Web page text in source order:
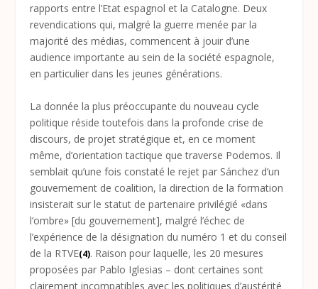
rapports entre l’Etat espagnol et la Catalogne. Deux
revendications qui, malgré la guerre menée par la
majorité des médias, commencent à jouir d’une
audience importante au sein de la société espagnole,
en particulier dans les jeunes générations.
La donnée la plus préoccupante du nouveau cycle
politique réside toutefois dans la profonde crise de
discours, de projet stratégique et, en ce moment
même, d’orientation tactique que traverse Podemos. Il
semblait qu’une fois constaté le rejet par Sánchez d’un
gouvernement de coalition, la direction de la formation
insisterait sur le statut de partenaire privilégié «dans
l’ombre» [du gouvernement], malgré l’échec de
l’expérience de la désignation du numéro 1 et du conseil
de la RTVE(4). Raison pour laquelle, les 20 mesures
proposées par Pablo Iglesias – dont certaines sont
clairement incompatibles avec les politiques d’austérité